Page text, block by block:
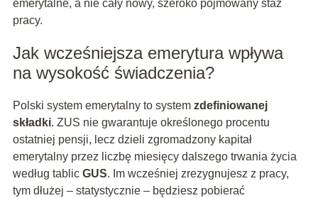
emerytalne, a nie cały nowy, szeroko pojmowany staż
pracy.
Jak wcześniejsza emerytura wpływa
na wysokość świadczenia?
Polski system emerytalny to system zdefiniowanej
składki. ZUS nie gwarantuje określonego procentu
ostatniej pensji, lecz dzieli zgromadzony kapitał
emerytalny przez liczbę miesięcy dalszego trwania życia
według tablic GUS. Im wcześniej zrezygnujesz z pracy,
tym dłużej – statystycznie – będziesz pobierać